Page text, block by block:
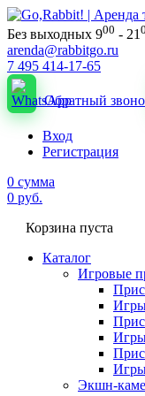
Без выходных 900 - 21
arenda@rabbitgo.ru
7 495 414-17-65
Обратный
Вход
Регистрация
0 сумма
0 руб.
Корзина пуста
Каталог
Игровые
Экшн-